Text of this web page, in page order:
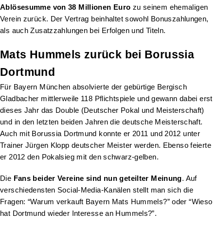
Ablösesumme von 38 Millionen Euro zu seinem ehemaligen
Verein zurück. Der Vertrag beinhaltet sowohl Bonuszahlungen,
als auch Zusatzzahlungen bei Erfolgen und Titeln.
Mats Hummels zurück bei Borussia
Dortmund
Für Bayern München absolvierte der gebürtige Bergisch
Gladbacher mittlerweile 118 Pflichtspiele und gewann dabei erst
dieses Jahr das Double (Deutscher Pokal und Meisterschaft)
und in den letzten beiden Jahren die deutsche Meisterschaft.
Auch mit Borussia Dortmund konnte er 2011 und 2012 unter
Trainer Jürgen Klopp deutscher Meister werden. Ebenso feierte
er 2012 den Pokalsieg mit den schwarz-gelben.
Die Fans beider Vereine sind nun geteilter Meinung. Auf
verschiedensten Social-Media-Kanälen stellt man sich die
Fragen: “Warum verkauft Bayern Mats Hummels?” oder “Wieso
hat Dortmund wieder Interesse an Hummels?”.